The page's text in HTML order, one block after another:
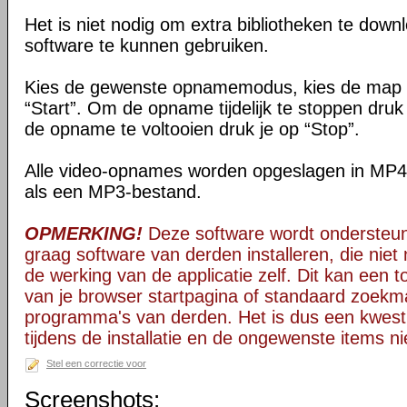
Het is niet nodig om extra bibliotheken te
software te kunnen gebruiken.
Kies de gewenste opnamemodus, kies de
“Start”. Om de opname tijdelijk te stoppen
de opname te voltooien druk je op “Stop”.
Alle video-opnames worden opgeslagen in
als een MP3-bestand.
OPMERKING! Deze software wordt
graag software van derden installeren, die niet
de werking van de applicatie zelf. Dit kan een
van je browser startpagina of standaard
programma's van derden. Het is dus een
tijdens de installatie en de ongewenste items
Stel een correctie voor
Screenshots: